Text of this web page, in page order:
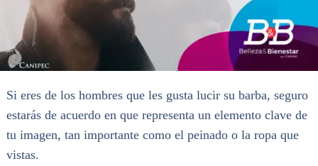
Si eres de los hombres que les gusta lucir su barba, seguro
estarás de acuerdo en que representa un elemento clave de
tu imagen, tan importante como el peinado o la ropa que
vistas.